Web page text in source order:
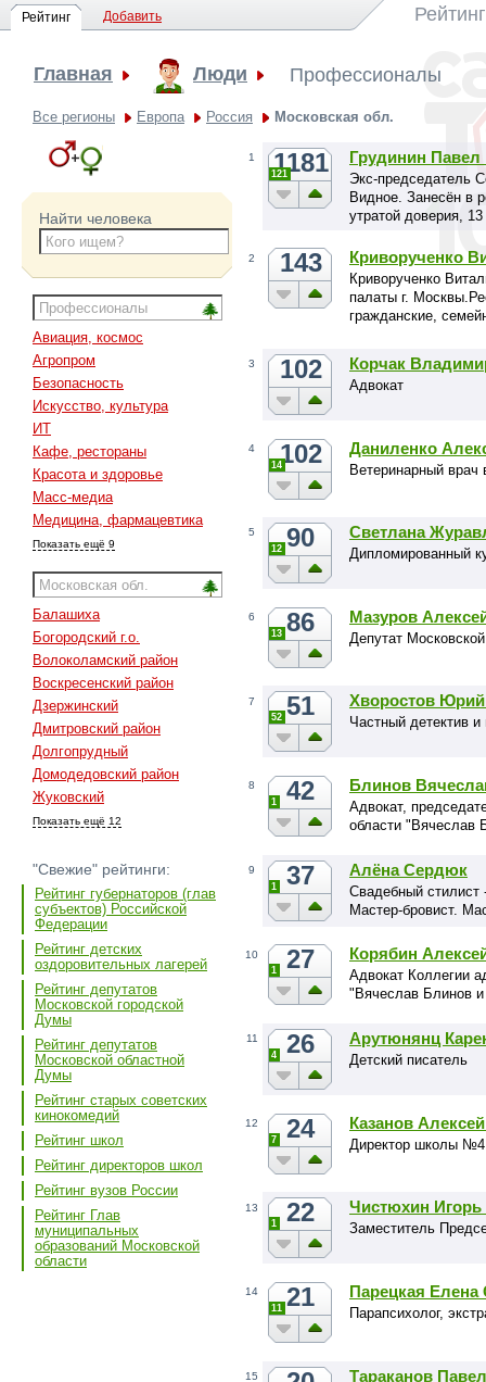
Рейтинг Добавить
Главная Люди Профессионалы
Все регионы Европа Россия Московская обл.
Найти человека
Авиация, космос
Агропром
Безопасность
Искусство, культура
ИТ
Кафе, рестораны
Красота и здоровье
Масс-медиа
Медицина, фармацевтика
Показать ещё 9
Балашиха
Богородский г.о.
Волоколамский район
Воскресенский район
Дзержинский
Дмитровский район
Долгопрудный
Домодедовский район
Жуковский
Показать ещё 12
"Свежие" рейтинги:
Рейтинг губернаторов (глав
субъектов) Российской
Федерации
Рейтинг детских
оздоровительных лагерей
Рейтинг депутатов
Московской городской
Думы
Рейтинг депутатов
Московской областной
Думы
Рейтинг старых советских
кинокомедий
Рейтинг школ
Рейтинг директоров школ
Рейтинг вузов России
Рейтинг Глав
муниципальных
образований Московской
области
1 1181
121
Грудинин
Экс-председатель
Видное. Занесён в
утратой доверия, 13
2 143 Криворученко
Криворученко
палаты г.
гражданские,
3 102 Корчак
Адвокат
4 102
14
Даниленко
Ветеринарный врач
5 90
12
Светлана
Дипломированный
6 86
13
Мазуров
Депутат
7 51
52
Хворостов Юрий
Частный детектив
8 42
1
Блинов
Адвокат,
области "Вячеслав
9 37
1
Алёна Сердюк
Свадебный стилист
Мастер-бровист.
10 27
1
Корябин
Адвокат Коллегии
"Вячеслав Блинов
11 26
4
Арутюнянц
Детский писатель
12 24
7
Казанов
Директор школы
13 22
1
Чистюхин
Заместитель
14 21
11
Парецкая Елена
Парапсихолог,
15 Тараканов